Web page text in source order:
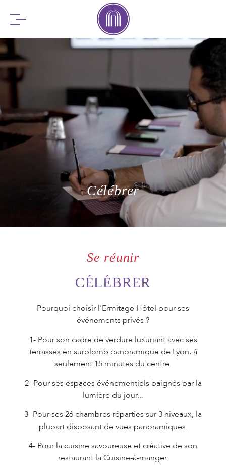
RÉSERVEZ
VOTRE SÉJOUR
RÉSERVEZ
VOTRE TABLE
ÉVÉNEMENT
OFFREZ UN
COFFRET
CADEAU
Célébrer
Se réunir
CÉLÉBRER
Pourquoi choisir l'Ermitage Hôtel pour ses
événements privés ?
1- Pour son cadre de verdure luxuriant avec ses
terrasses en surplomb panoramique de Lyon, à
seulement 15 minutes du centre.
2- Pour ses espaces événementiels baignés par la
lumière du jour...
3- Pour ses 26 chambres réparties sur 3 niveaux, la
plupart disposant de vues panoramiques.
4- Pour la cuisine savoureuse et créative de son
restaurant la Cuisine-à-manger.